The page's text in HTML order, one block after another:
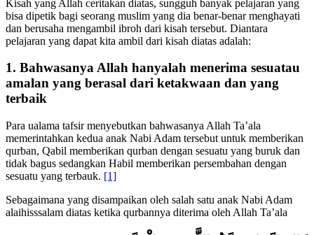
Kisah yang Allah ceritakan diatas, sungguh banyak pelajaran yang
bisa dipetik bagi seorang muslim yang dia benar-benar menghayati
dan berusaha mengambil ibroh dari kisah tersebut. Diantara
1. Bahwasanya Allah hanyalah menerima sesuatau
amalan yang berasal dari ketakwaan dan yang
Para ualama tafsir menyebutkan bahwasanya Allah Ta’ala
memerintahkan kedua anak Nabi Adam tersebut untuk memberikan
qurban, Qabil memberikan qurban dengan sesuatu yang buruk dan
tidak bagus sedangkan Habil memberikan persembahan dengan
Sebagaimana yang disampaikan oleh salah satu anak Nabi Adam
alaihisssalam diatas ketika qurbannya diterima oleh Allah Ta’ala